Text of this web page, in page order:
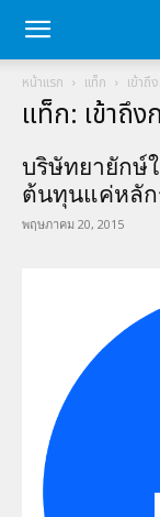
หน้าแรก แท็ก เข้าถึ
แท็ก: เข้าถึง
บริษัทยายักษ์
ต้นทุนแค่หลัก
พฤษภาคม 20, 2015